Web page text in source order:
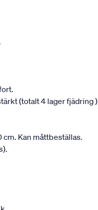
(totalt 4 lager fjädring )
cm. Kan måttbeställas.